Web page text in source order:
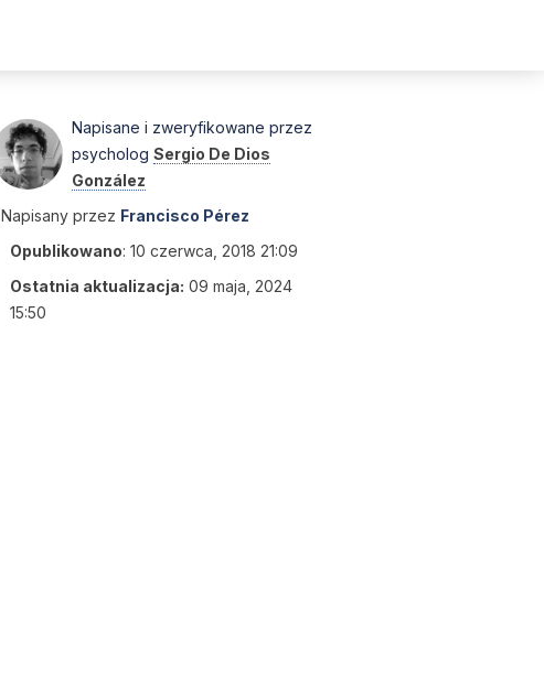
Napisane i zweryfikowane przez
psycholog Sergio De Dios
González
Napisany przez Francisco Pérez
Opublikowano: 10 czerwca, 2018 21:09
Ostatnia aktualizacja: 09 maja, 2024
15:50